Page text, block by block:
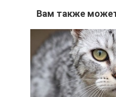
Вам также